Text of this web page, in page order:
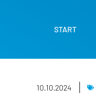
START
10.10.2024